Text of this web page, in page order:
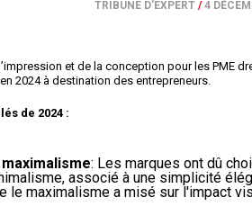
TRIBUNE D'EXPERT /4
et de la conception pour les PME
2024 à destination des entrepreneurs.
de 2024 :
: Les marques ont dû
associé à une simplicité
le maximalisme a misé sur l'impact